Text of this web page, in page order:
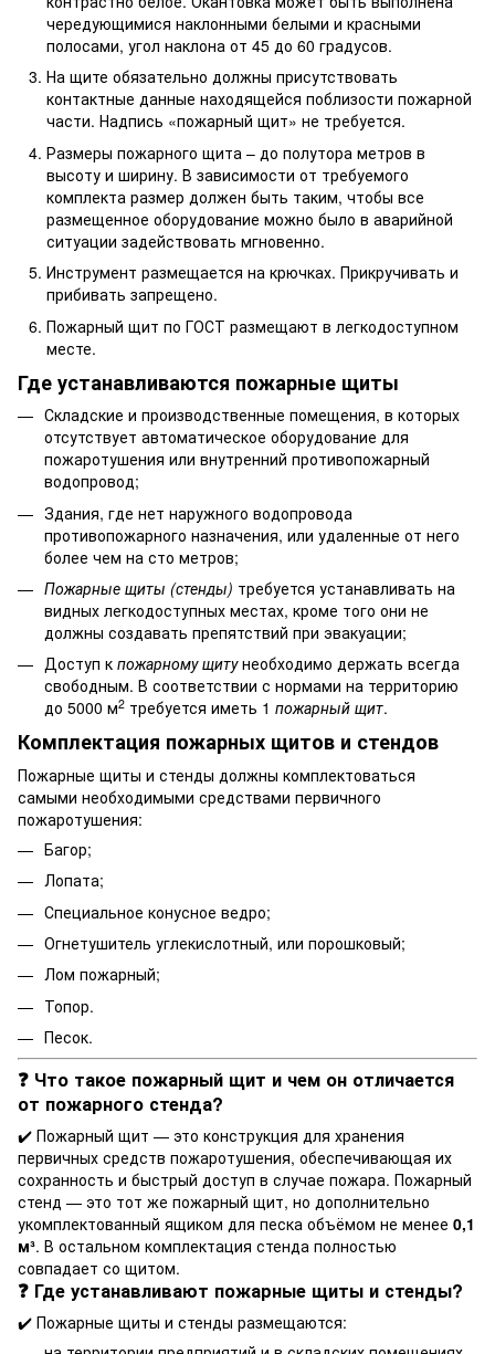
чередующимися наклонными белыми и красными
полосами, угол наклона от 45 до 60 градусов.
На щите обязательно должны присутствовать
контактные данные находящейся поблизости пожарной
части. Надпись «пожарный щит» не требуется.
Размеры пожарного щита – до полутора метров в
высоту и ширину. В зависимости от требуемого
комплекта размер должен быть таким, чтобы все
размещенное оборудование можно было в аварийной
ситуации задействовать мгновенно.
Инструмент размещается на крючках. Прикручивать и
прибивать запрещено.
Пожарный щит по ГОСТ размещают в легкодоступном
месте.
Где устанавливаются пожарные щиты
Складские и производственные помещения, в которых
отсутствует автоматическое оборудование для
пожаротушения или внутренний противопожарный
водопровод;
Здания, где нет наружного водопровода
противопожарного назначения, или удаленные от него
более чем на сто метров;
Пожарные щиты (стенды) требуется устанавливать на
видных легкодоступных местах, кроме того они не
должны создавать препятствий при эвакуации;
Доступ к пожарному щитунеобходимо держать всегда
свободным. В соответствии с нормами на территорию
до 5000 м2 требуется иметь 1 пожарный щит.
Комплектация пожарных щитов и стендов
Пожарные щиты и стенды должны комплектоваться
самыми необходимыми средствами первичного
пожаротушения:
Багор;
Лопата;
Специальное конусное ведро;
Огнетушитель углекислотный, или порошковый;
Лом пожарный;
Топор.
Песок.
❓ Что такое пожарный щит и чем он отличается
от пожарного стенда?
✔️ Пожарный щит — это конструкция для хранения
первичных средств пожаротушения, обеспечивающая их
сохранность и быстрый доступ в случае пожара. Пожарный
стенд — это тот же пожарный щит, но дополнительно
укомплектованный ящиком для песка объёмом не менее 0,1
м³. В остальном комплектация стенда полностью
совпадает со щитом.
❓ Где устанавливают пожарные щиты и стенды?
✔️ Пожарные щиты и стенды размещаются: